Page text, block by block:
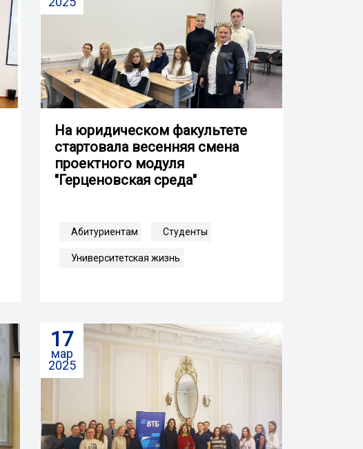
На юридическом факультете
стартовала весенняя смена
проектного модуля
"Герценовская среда"
Абитуриентам Студенты
Университетская жизнь
17
мар
2025